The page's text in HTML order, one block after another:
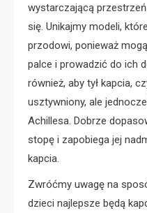
wystarczającą
się. Unikajmy modeli,
przodowi, ponieważ
palce i prowadzić do ich
również, aby tył kapcia,
usztywniony, ale
Achillesa. Dobrze
stopę i zapobiega jej
kapcia.
Zwróćmy uwagę na
dzieci najlepsze będą